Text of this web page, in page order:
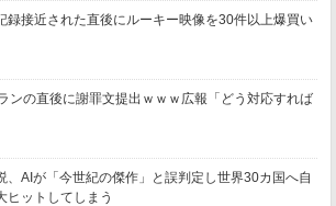
録接近された直後にルーキー映像を30件以上爆買い
ンの直後に謝罪文提出ｗｗｗ広報「どう対応すれば
、AIが「今世紀の傑作」と誤判定し世界30カ国へ自
ットしてしまう